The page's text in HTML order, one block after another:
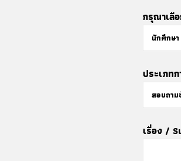
กรุณาเลื
ประเภท
เรื่อง /